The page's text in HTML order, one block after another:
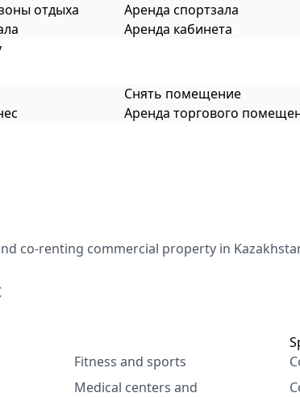
отдыха
Аренда спортзала
Аренда кабинета
Снять помещение
Аренда торгового
co-renting commercial property in
Fitness and sports
Medical centers and